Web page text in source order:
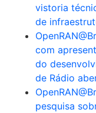
vistoria
de
com
do
de Rádio
pesquisa